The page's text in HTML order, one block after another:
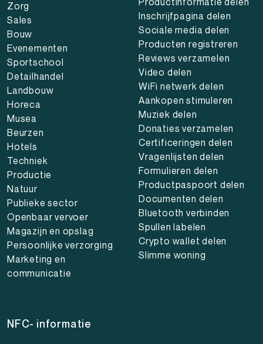
Zorg
Sales
Bouw
Evenementen
Sportschool
Detailhandel
Landbouw
Horeca
Musea
Beurzen
Hotels
Techniek
Productie
Natuur
Publieke sector
Openbaar vervoer
Magazijn en opslag
Persoonlijke verzorging
Marketing en
communicatie
Inschrijfpagina delen
Sociale media delen
Producten registreren
Reviews verzamelen
Video delen
WiFi netwerk delen
Aankopen stimuleren
Muziek delen
Donaties verzamelen
Certificeringen delen
Vragenlijsten delen
Formulieren delen
Productpaspoort delen
Documenten delen
Bluetooth verbinden
Spullen labelen
Crypto wallet delen
Slimme woning
NFC- informatie